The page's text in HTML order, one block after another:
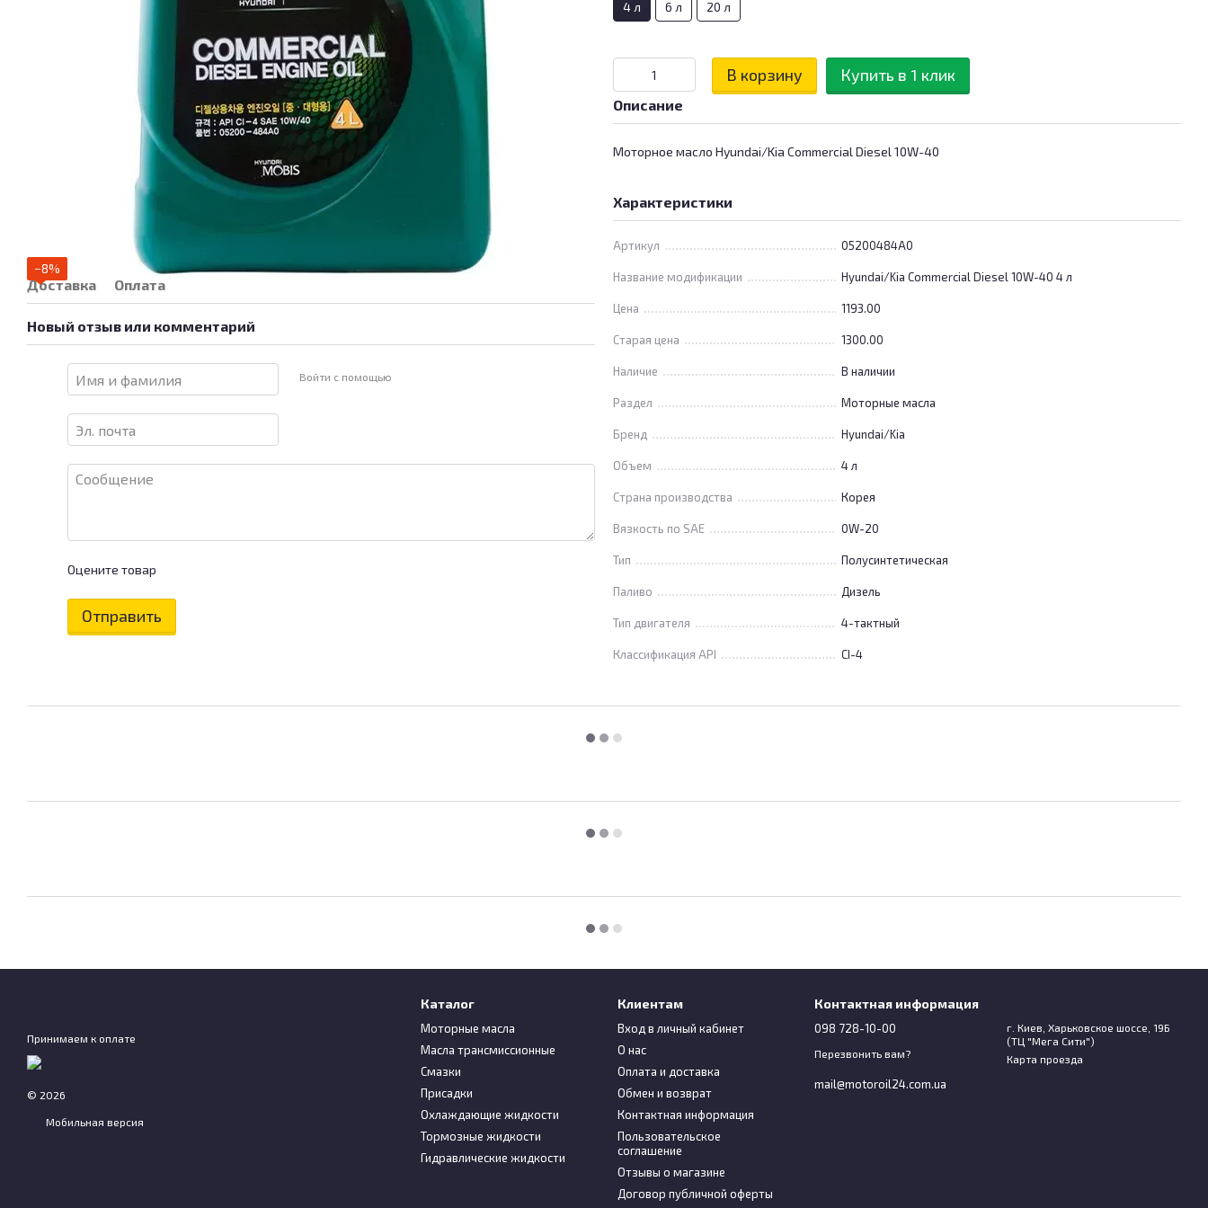
−8%
Доставка Оплата
Новый отзыв или комментарий
Войти с помощью
Оцените товар
Отправить
4 л 6 л 20 л
В корзину Купить в 1 клик
Описание
Моторное масло Hyundai/Kia Commercial Diesel 10W-40
Характеристики
Артикул 05200484A0
Название модификации Hyundai/Kia Commercial Diesel 10W-40 4 л
Цена 1193.00
Старая цена 1300.00
Наличие В наличии
Раздел Моторные масла
Бренд Hyundai/Kia
Объем 4 л
Страна производства Корея
Вязкость по SAE 0W-20
Тип Полусинтетическая
Паливо Дизель
Тип двигателя 4-тактный
Классификация API CI-4
Принимаем к оплате
© 2026
Мобильная версия
Каталог
Моторные масла
Масла трансмиссионные
Смазки
Присадки
Охлаждающие жидкости
Тормозные жидкости
Гидравлические жидкости
Клиентам
Вход в личный кабинет
О нас
Оплата и доставка
Обмен и возврат
Контактная информация
Пользовательское
соглашение
Отзывы о магазине
Договор публичной оферты
Контактная информация
098 728-10-00
Перезвонить вам?
mail@motoroil24.com.ua
г. Киев, Харьковское шоссе, 19Б
(ТЦ "Мега Сити")
Карта проезда